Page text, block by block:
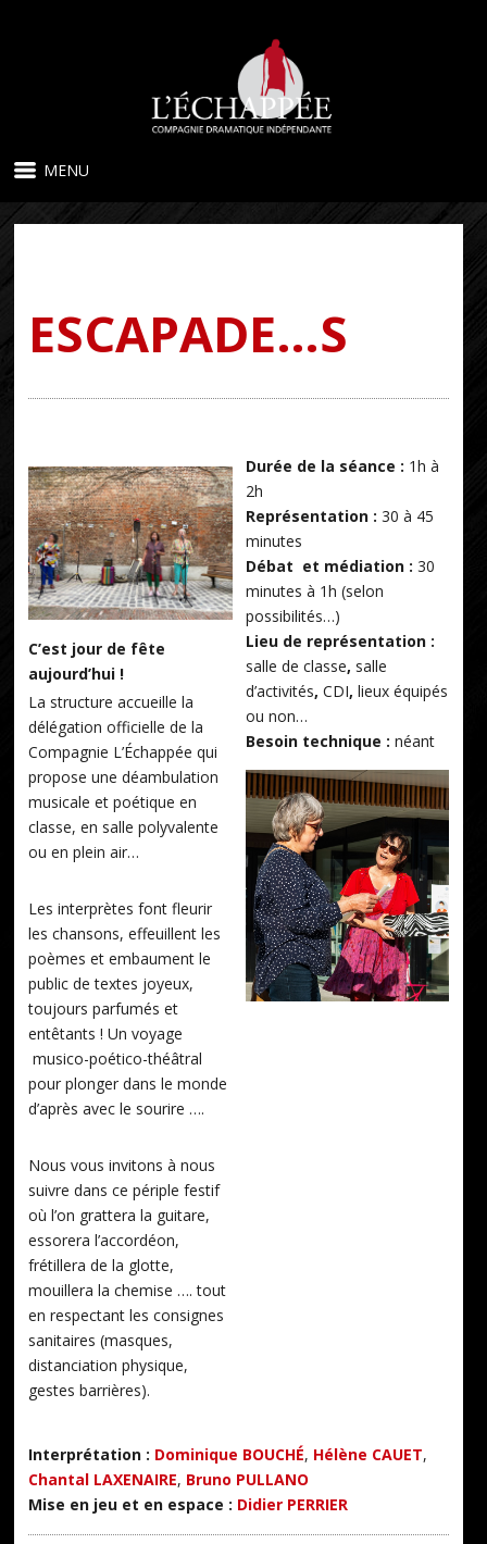
MENU
ESCAPADE…S
C’est jour de fête
aujourd’hui !
La structure accueille la
délégation officielle de la
Compagnie L’Échappée qui
propose une déambulation
musicale et poétique en
classe, en salle polyvalente
ou en plein air…
Les interprètes font fleurir
les chansons, effeuillent les
poèmes et embaument le
public de textes joyeux,
toujours parfumés et
entêtants ! Un voyage
musico-poético-théâtral
pour plonger dans le monde
d’après avec le sourire ….
Nous vous invitons à nous
suivre dans ce périple festif
où l’on grattera la guitare,
essorera l’accordéon,
frétillera de la glotte,
mouillera la chemise …. tout
en respectant les consignes
sanitaires (masques,
distanciation physique,
gestes barrières).
Durée de la séance : 1h à
2h
Représentation : 30 à 45
minutes
Débat et médiation : 30
minutes à 1h (selon
possibilités…)
Lieu de représentation :
salle de classe, salle
d’activités, CDI, lieux équipés
ou non…
Besoin technique : néant
Interprétation : Dominique BOUCHÉ, Hélène CAUET,
Chantal LAXENAIRE, Bruno PULLANO
Mise en jeu et en espace : Didier PERRIER